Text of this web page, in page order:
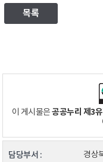
목록
이 게시물은공공누리 제3
담당부서 : 경상